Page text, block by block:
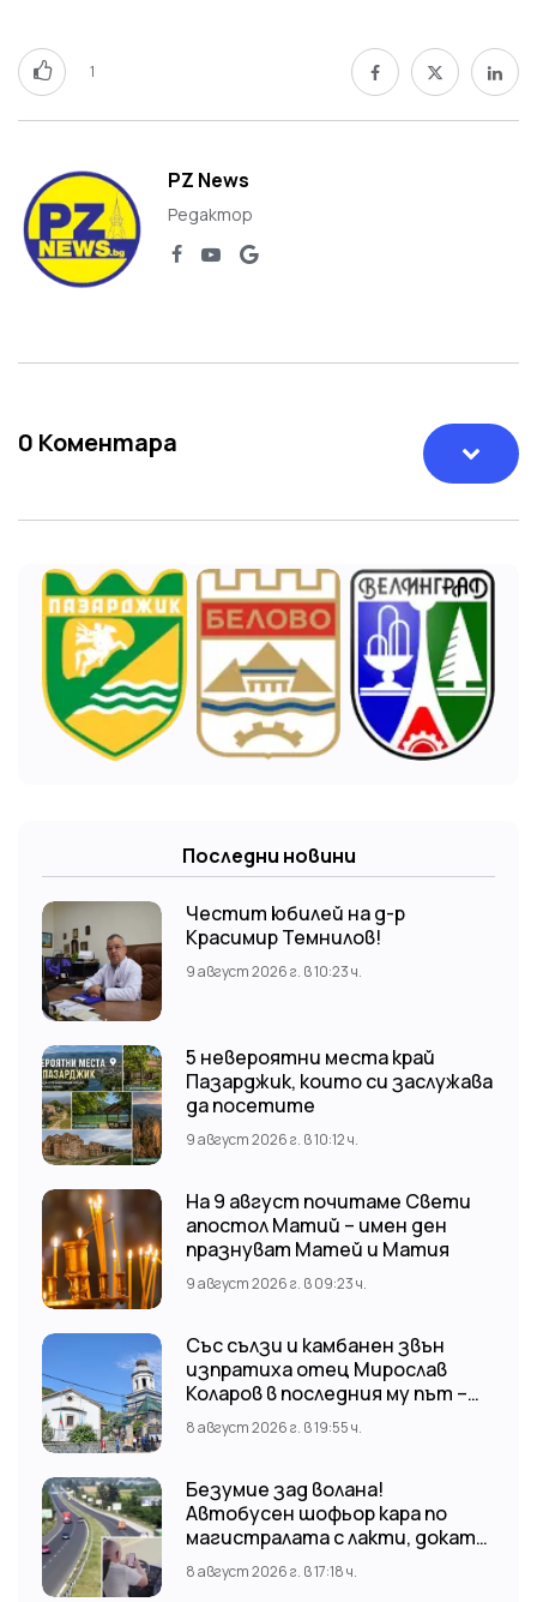
1
PZ News
Редактор
0 Коментара
Последни новини
Честит юбилей на д-р
Красимир Темнилов!
9 август 2026 г. в 10:23 ч.
5 невероятни места край
Пазарджик, които си заслужава
да посетите
9 август 2026 г. в 10:12 ч.
На 9 август почитаме Свети
апостол Матий – имен ден
празнуват Матей и Матия
9 август 2026 г. в 09:23 ч.
Със сълзи и камбанен звън
изпратиха отец Мирослав
Коларов в последния му път –
Пловдивският митрополит
Николай отслужи опелото
8 август 2026 г. в 19:55 ч.
Безумие зад волана!
Автобусен шофьор кара по
магистралата с лакти, докато
гледа TikTok
8 август 2026 г. в 17:18 ч.